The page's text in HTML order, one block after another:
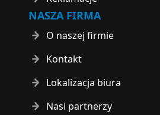
NASZA FIRMA
O naszej firmie
Kontakt
Lokalizacja biura
Nasi partnerzy